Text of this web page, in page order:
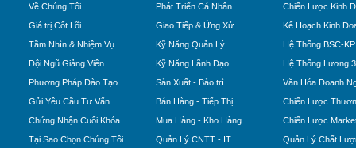
Về Chúng Tôi
Giá trị Cốt Lõi
Tầm Nhìn & Nhiệm Vụ
Đội Ngũ Giảng Viên
Phương Pháp Đào Tạo
Gửi Yêu Cầu Tư Vấn
Chứng Nhận Cuối Khóa
Tại Sao Chọn Chúng Tôi
Phát Triển Cá Nhân
Giao Tiếp & Ứng Xử
Kỹ Năng Quản Lý
Kỹ Năng Lãnh Đạo
Sản Xuất - Bảo trì
Bán Hàng - Tiếp Thị
Mua Hàng - Kho Hàng
Quản Lý CNTT - IT
Chiến Lược Kinh
Kế Hoạch Kinh
Hệ Thống BSC-
Hệ Thống Lương
Văn Hóa Doanh
Chiến Lược
Chiến Lược
Quản Lý Chất